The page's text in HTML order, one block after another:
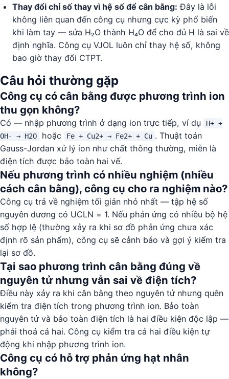
Thay đổi chỉ số thay vì hệ số để cân bằng: Đây là lỗi
không liên quan đến công cụ nhưng cực kỳ phổ biến
khi làm tay — sửa H₂O thành H₄O để cho đủ H là sai về
định nghĩa. Công cụ VJOL luôn chỉ thay hệ số, không
bao giờ thay đổi CTPT.
Câu hỏi thường gặp
Công cụ có cân bằng được phương trình ion
thu gọn không?
Có — nhập phương trình ở dạng ion trực tiếp, ví dụ
H+ +
OH- → H2O
hoặc Fe + Cu2+ → Fe2+ + Cu . Thuật toán
Gauss-Jordan xử lý ion như chất thông thường, miễn là
điện tích được bảo toàn hai vế.
Nếu phương trình có nhiều nghiệm (nhiều
cách cân bằng), công cụ cho ra nghiệm nào?
Công cụ trả về nghiệm tối giản nhỏ nhất — tập hệ số
nguyên dương có UCLN = 1. Nếu phản ứng có nhiều bộ hệ
số hợp lệ (thường xảy ra khi sơ đồ phản ứng chưa xác
định rõ sản phẩm), công cụ sẽ cảnh báo và gợi ý kiểm tra
lại sơ đồ.
Tại sao phương trình cân bằng đúng về
nguyên tử nhưng vẫn sai về điện tích?
Điều này xảy ra khi cân bằng theo nguyên tử nhưng quên
kiểm tra điện tích trong phương trình ion. Bảo toàn
nguyên tử và bảo toàn điện tích là hai điều kiện độc lập —
phải thoả cả hai. Công cụ kiểm tra cả hai điều kiện tự
động khi nhập phương trình ion.
Công cụ có hỗ trợ phản ứng hạt nhân
không?